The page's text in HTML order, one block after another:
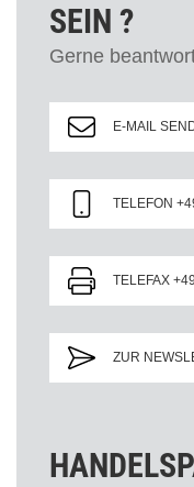
SEIN ?
Gerne
E-MAIL
TELEFON
TELEFAX
ZUR